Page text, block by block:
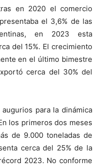
en 2020 el comercio
el 3,6% de las
en 2023 esta
del 15%. El crecimiento
en el último bimestre
cerca del 30% del
para la dinámica
los primeros dos meses
de 9.000 toneladas de
cerca del 25% de la
2023. No conforme